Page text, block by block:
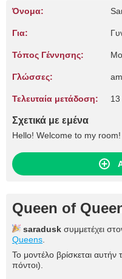
Όνομα:
Για:
Τόπος Γέννησης:
Γλώσσες:
Τελευταία μετάδοση:
Σχετικά με εμένα
Hello! Welcome to my room!
Queen of
saradusk συμμετέχει
Queens
Το μοντέλο βρίσκεται αυτήν
πόντοι).